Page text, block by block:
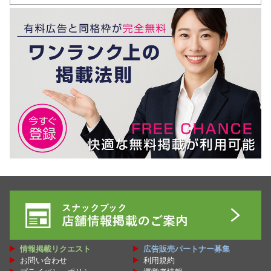
情報掲載リクエスト
広告販売パートナー募集
お問い合わせ
利用規約